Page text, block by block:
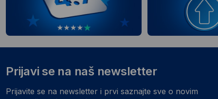
Prijavi se na naš newsletter
Prijavite se na newsletter i prvi saznajte sve o novim